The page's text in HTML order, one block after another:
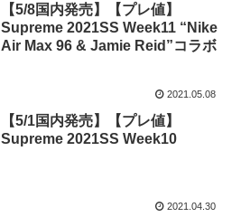
【5/8国内発売】【プレ値】
Supreme 2021SS Week11 “Nike
Air Max 96 & Jamie Reid”コラボ
2021.05.08
【5/1国内発売】【プレ値】
Supreme 2021SS Week10
2021.04.30